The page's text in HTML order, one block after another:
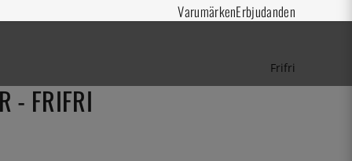
VarumärkenErbjudanden
Frifri
- FRIFRI